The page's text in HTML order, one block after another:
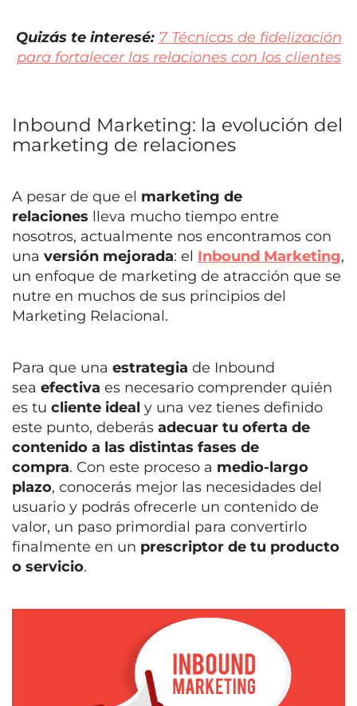
Quizás te interesé: 7 Técnicas de fidelización
para fortalecer las relaciones con los clientes
Inbound Marketing: la evolución del
marketing de relaciones
A pesar de que el marketing de
relaciones lleva mucho tiempo entre
nosotros, actualmente nos encontramos con
una versión mejorada: el Inbound Marketing,
un enfoque de marketing de atracción que se
nutre en muchos de sus principios del
Marketing Relacional.
Para que una estrategia de Inbound
sea efectiva es necesario comprender quién
es tu cliente ideal y una vez tienes definido
este punto, deberás adecuar tu oferta de
contenido a las distintas fases de
compra. Con este proceso a medio-largo
plazo, conocerás mejor las necesidades del
usuario y podrás ofrecerle un contenido de
valor, un paso primordial para convertirlo
finalmente en un prescriptor de tu producto
o servicio.